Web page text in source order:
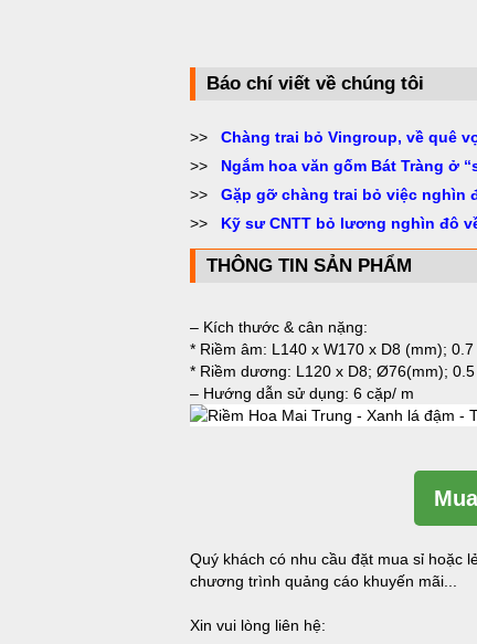
Báo chí viết về chúng tôi
>> Chàng trai bỏ Vingroup, về quê
>> Ngắm hoa văn gốm Bát Tràng ở
>> Gặp gỡ chàng trai bỏ việc nghìn
>> Kỹ sư CNTT bỏ lương nghìn đô
THÔNG TIN SẢN PHẨM
– Kích thước & cân nặng:
* Riềm âm: L140 x W170 x D8 (mm); 0.7
* Riềm dương: L120 x D8; Ø76(mm); 0.5
– Hướng dẫn sử dụng: 6 cặp/ m
Quý khách có nhu cầu đặt mua sỉ hoặc
chương trình quảng cáo khuyến mãi...
Xin vui lòng liên hệ: